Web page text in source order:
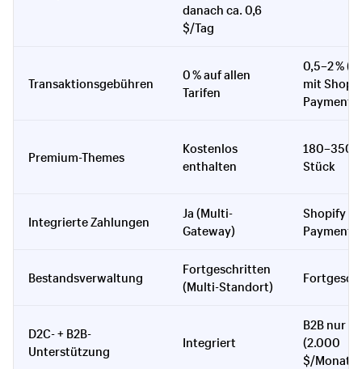
danach ca. 0,6
$/Tag
Transaktionsgebühren
0 % auf allen
Tarifen
0,5–2 %
mit
Payments)
Premium-Themes
Kostenlos
enthalten
180–350
Stück
Integrierte Zahlungen
Ja (Multi-
Gateway)
Shopify
Payments
Bestandsverwaltung
Fortgeschritten
(Multi-Standort)
D2C- + B2B-
Unterstützung
Integriert
B2B nur
(2.000
$/Monat)